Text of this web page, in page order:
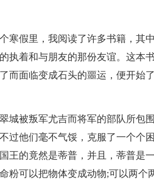
寒假里，我阅读了许多书籍，其
执着和与朋友的那份友谊。这本
而面临变成石头的噩运，便开始
城被叛军尤吉而将军的部队所包
他们毫不气馁，克服了一个个
王的竟然是蒂普，并且，蒂普是
粉可以把物体变成动物;可以两